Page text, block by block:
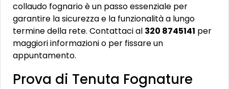
collaudo fognario è un passo essenziale per
garantire la sicurezza e la funzionalità a lungo
termine della rete. Contattaci al 320 8745141 per
maggiori informazioni o per fissare un
appuntamento.
Prova di Tenuta Fognature